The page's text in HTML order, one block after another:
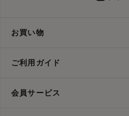
お買い物
ご利用ガイド
会員サービス